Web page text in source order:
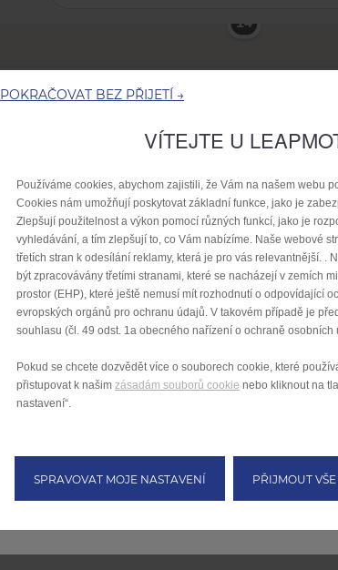
POKRAČOVAT BEZ PŘIJETÍ →
VÍTEJTE U
Používáme cookies, abychom zajistili, že Vám na našem webu
Cookies nám umožňují poskytovat základní funkce, jako je
Zlepšují použitelnost a výkon pomocí různých funkcí, jako je
vyhledávání, a tím zlepšují to, co Vám nabízíme. Naše webové
třetích stran k odesílání reklamy, která je pro vás relevantnější. .
být zpracovávány třetími stranami, které se nacházejí v zemích
prostor (EHP), které ještě nemusí mít rozhodnutí o odpovídající
evropských orgánů pro ochranu údajů. V takovém případě je
souhlasu (čl. 49 odst. 1a obecného nařízení o ochraně osobních
Pokud se chcete dozvědět více o souborech cookie, které
přistupovat k našim zásadám souborů cookie nebo kliknout na
nastavení“.
SPRAVOVAT MOJE NASTAVENÍ PŘIJMOUT VŠE